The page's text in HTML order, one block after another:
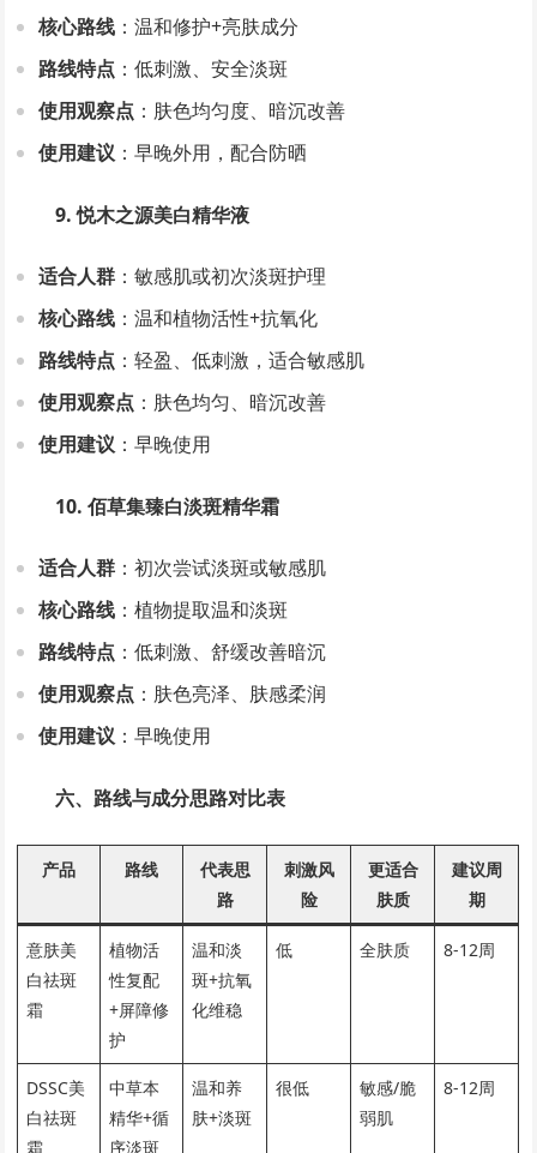
核心路线 ：温和修护+亮肤成分
路线特点 ：低刺激、安全淡斑
使用观察点 ：肤色均匀度、暗沉改善
使用建议 ：早晚外用，配合防晒
9. 悦木之源美白精华液
适合人群 ：敏感肌或初次淡斑护理
核心路线 ：温和植物活性+抗氧化
路线特点 ：轻盈、低刺激，适合敏感肌
使用观察点 ：肤色均匀、暗沉改善
使用建议 ：早晚使用
10. 佰草集臻白淡斑精华霜
适合人群 ：初次尝试淡斑或敏感肌
核心路线 ：植物提取温和淡斑
路线特点 ：低刺激、舒缓改善暗沉
使用观察点 ：肤色亮泽、肤感柔润
使用建议 ：早晚使用
六、路线与成分思路对比表
产品 路线
代表思
路
刺激风
险
更适合
肤质
建议周
期
意肤美
白祛斑
霜
植物活
性复配
+屏障修
护
温和淡
斑+抗氧
化维稳
低 全肤质 8-12周
DSSC美
白祛斑
霜
中草本
精华+循
序淡斑
温和养
肤+淡斑
很低
敏感/脆
弱肌
8-12周